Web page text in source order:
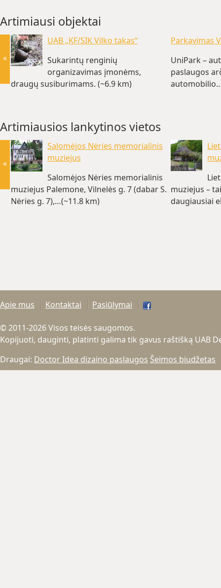
Artimiausi objektai
UAB „KF/SIK Vilko takas“
Sukarintų renginių
organizavimas įmonėms,
draugų susiburimams. (~6.9 km)
Parkavimas
UniPark –
paslaugos
«
Artimiausios lankytinos vietos
Salomėjos Nėries memorialinis
muziejus
Salomėjos Nėries memorialinis
muziejus Palemone, Vilnelės g. 7 (dabar S.
Nėries g. 7),…(~11.8 km)
muziejus –
daugiausiai
«
Apie mus Kontaktai Pasiūlymai
© 2011-2026 Visos teisės saugomos.
Kopijuoti, dauginti, platinti galima tik gavus raštišką UAB
Draugai: Doctor Idea dizaino paslaugos Šeimos biudžetas